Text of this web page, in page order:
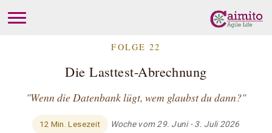
FOLGE 22
Die Lasttest-Abrechnung
"Wenn die Datenbank lügt, wem glaubst du dann?"
12 Min. Lesezeit Woche vom 29. Juni - 3. Juli 2026